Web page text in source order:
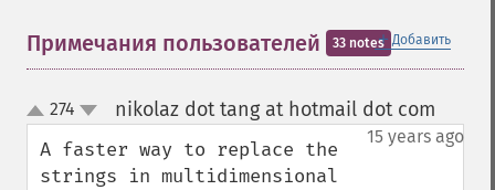
＋Добавить
Примечания пользователей 33 notes
up
down
274 nikolaz dot tang at hotmail dot com
15 years ago
A faster way to replace the
strings in multidimensional